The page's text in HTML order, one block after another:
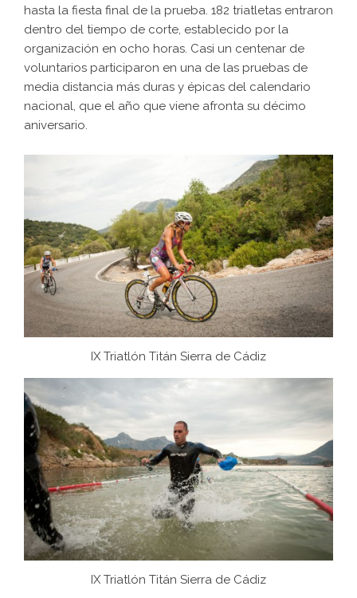
hasta la fiesta final de la prueba. 182 triatletas entraron
dentro del tiempo de corte, establecido por la
organización en ocho horas. Casi un centenar de
voluntarios participaron en una de las pruebas de
media distancia más duras y épicas del calendario
nacional, que el año que viene afronta su décimo
aniversario.
IX Triatlón Titán Sierra de Cádiz
IX Triatlón Titán Sierra de Cádiz